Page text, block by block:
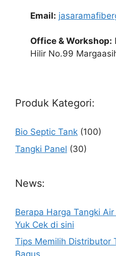
Email:
Office & Workshop:
Hilir No.99
Produk Kategori:
Bio Septic Tank (100)
Tangki Panel (30)
News:
Berapa Harga Tangki
Yuk Cek di sini
Tips Memilih Distributor
Bagus